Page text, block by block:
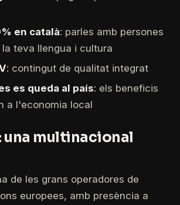
en català: parles amb persones
teva llengua i cultura
: contingut de qualitat integrat
es queda al país: els beneficis
a l'economia local
una multinacional
de les grans operadores de
europees, amb presència a